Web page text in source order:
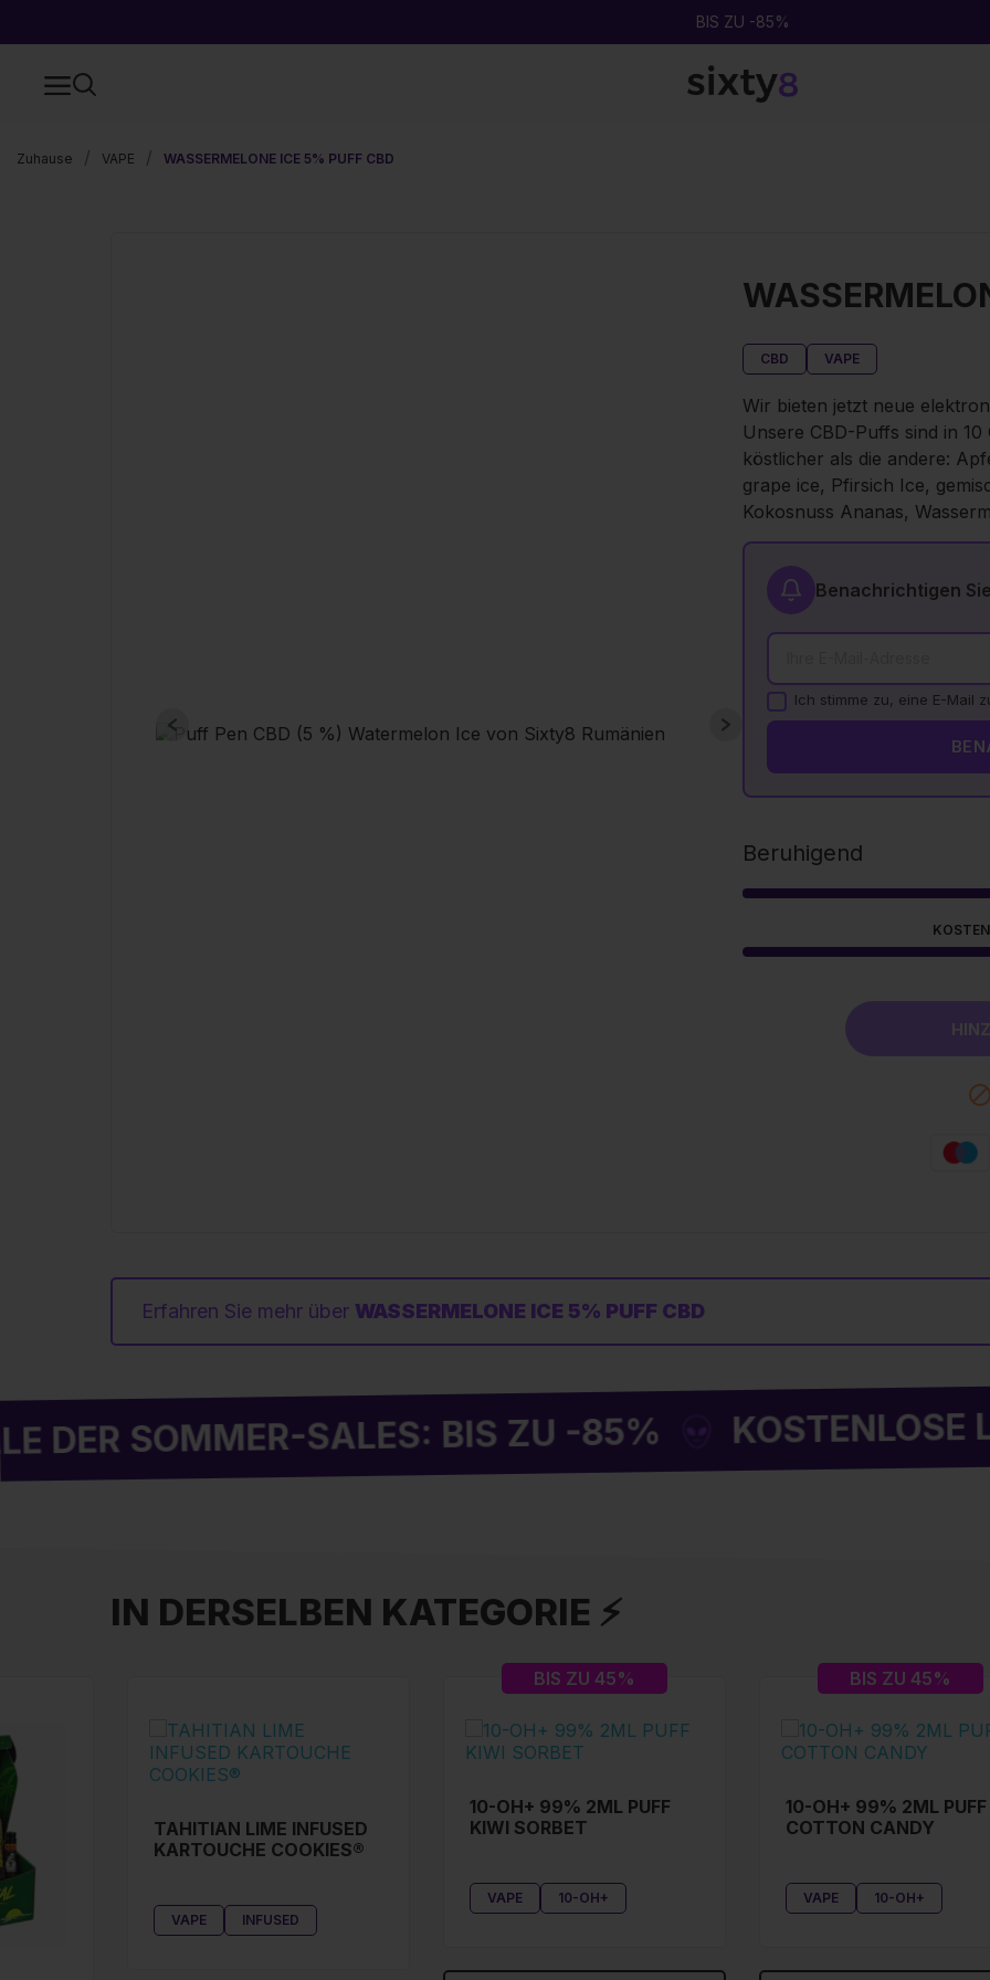
BIS ZU 20G GRATIS TITTY SPRINKLES MAGIC SAUCE
Zuhause VAPE WASSERMELONE ICE 5% PUFF CBD
CBD VAPE
Wir bieten jetzt neue
Unsere CBD-Puffs sind in
köstlicher als die andere:
grape ice, Pfirsich Ice,
Kokosnuss Ananas,
Benachrichtigen
Ich stimme zu, eine E-Mail
Beruhigend

Erfahren Sie mehr über WASSERMELONE ICE 5% PUFF CBD
SALES: BIS ZU -85% KOSTENLOSE
IN DERSELBEN KATEGORIE ⚡
TAHITIAN LIME INFUSED
KARTOUCHE COOKIES®
VAPE INFUSED
BIS ZU 45%
10-OH+ 99% 2ML PUFF
KIWI SORBET
VAPE 10-OH+
BIS ZU 45%
10-OH+ 99% 2ML PUFF
COTTON CANDY
VAPE 10-OH+